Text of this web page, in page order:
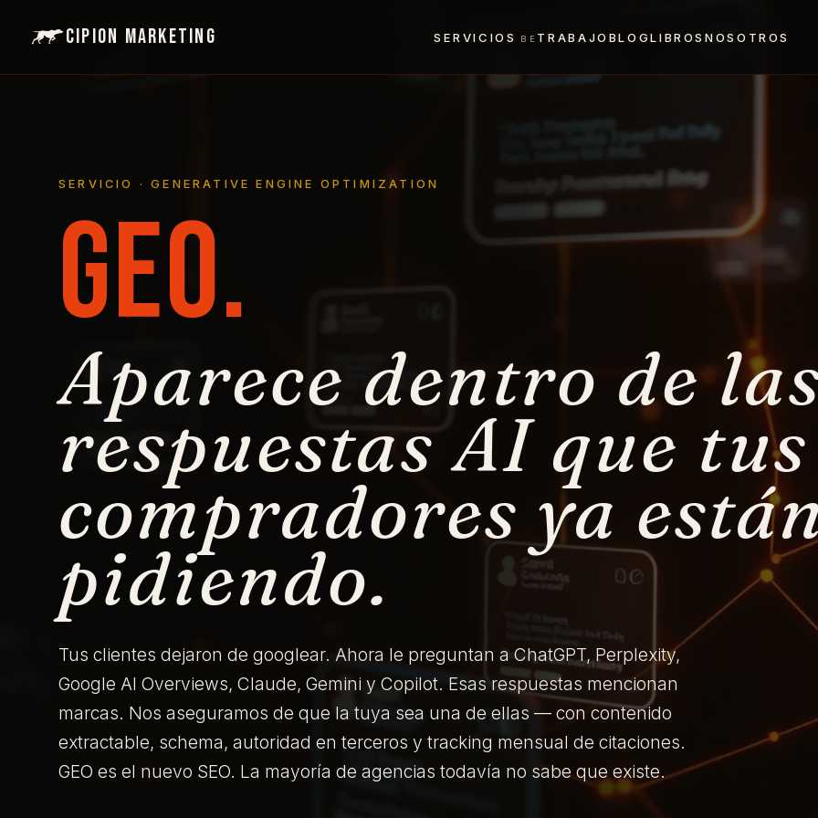
Cipion Marketing SERVICIOS TRABAJO BLOGLIBROSNOSOTROS
SERVICIO · GENERATIVE ENGINE OPTIMIZATION
GEO.
Aparece dentro de
respuestas AI que tus
compradores ya
pidiendo.
Tus clientes dejaron de googlear. Ahora le preguntan a ChatGPT, Perplexity,
Google AI Overviews, Claude, Gemini y Copilot. Esas respuestas mencionan
marcas. Nos aseguramos de que la tuya sea una de ellas — con contenido
extractable, schema, autoridad en terceros y tracking mensual de citaciones.
GEO es el nuevo SEO. La mayoría de agencias todavía no sabe que existe.